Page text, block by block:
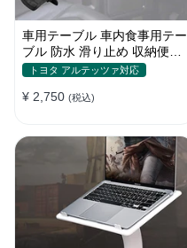
車用テーブル 車内食事用テー
ブル 防水 滑り止め 収納便利
多機能ラップトップバッグ
トヨタ アルテッツァ対応
¥ 2,750 (税込)